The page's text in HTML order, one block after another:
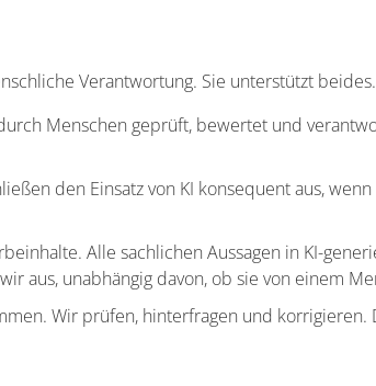
Verantwortung. Sie unterstützt beides.
Menschen geprüft, bewertet und
den Einsatz von KI konsequent aus,
Alle sachlichen Aussagen in KI-
aus, unabhängig davon, ob sie von einem
Wir prüfen, hinterfragen und korrigieren.